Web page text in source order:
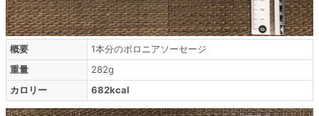
概要
1本分のボロニアソーセージ
重量
282g
カロリー
682kcal